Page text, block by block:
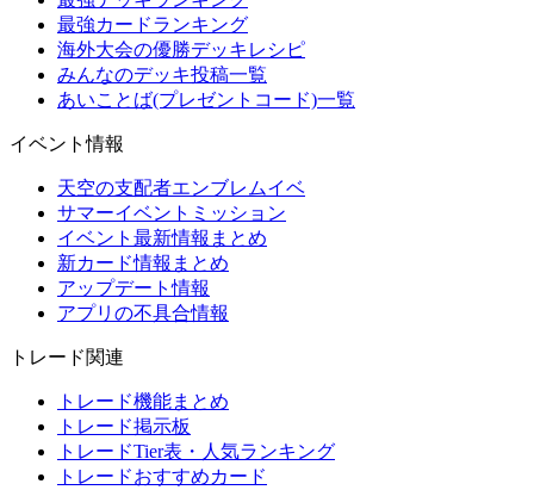
最強カードランキング
海外大会の優勝デッキレシピ
みんなのデッキ投稿一覧
あいことば(プレゼントコード)一覧
イベント情報
天空の支配者エンブレムイベ
サマーイベントミッション
イベント最新情報まとめ
新カード情報まとめ
アップデート情報
アプリの不具合情報
トレード関連
トレード機能まとめ
トレード掲示板
トレードTier表・人気ランキング
トレードおすすめカード